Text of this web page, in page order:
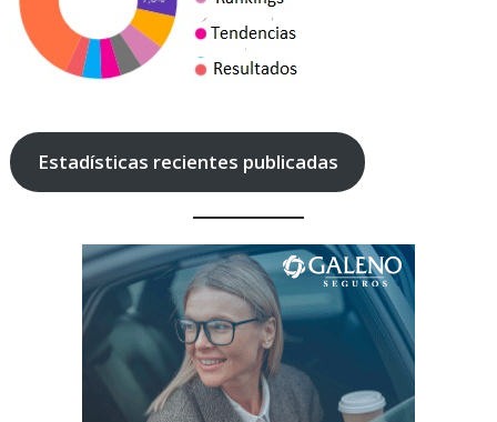
Estadísticas recientes publicadas